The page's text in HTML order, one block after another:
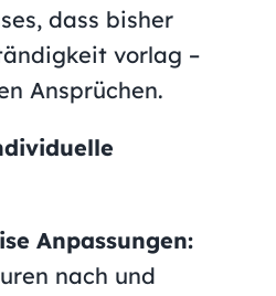
dass bisher
vorlag –
Ansprüchen.
Anpassungen:
nach und